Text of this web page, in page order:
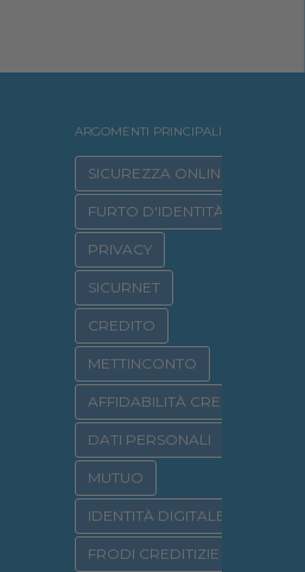
ARGOMENTI PRINCIPALI
SICUREZZA ONLINE
FURTO D'IDENTITÀ
PRIVACY
SICURNET
CREDITO
METTINCONTO
AFFIDABILITÀ CREDITIZIA
DATI PERSONALI
MUTUO
IDENTITÀ DIGITALE
FRODI CREDITIZIE